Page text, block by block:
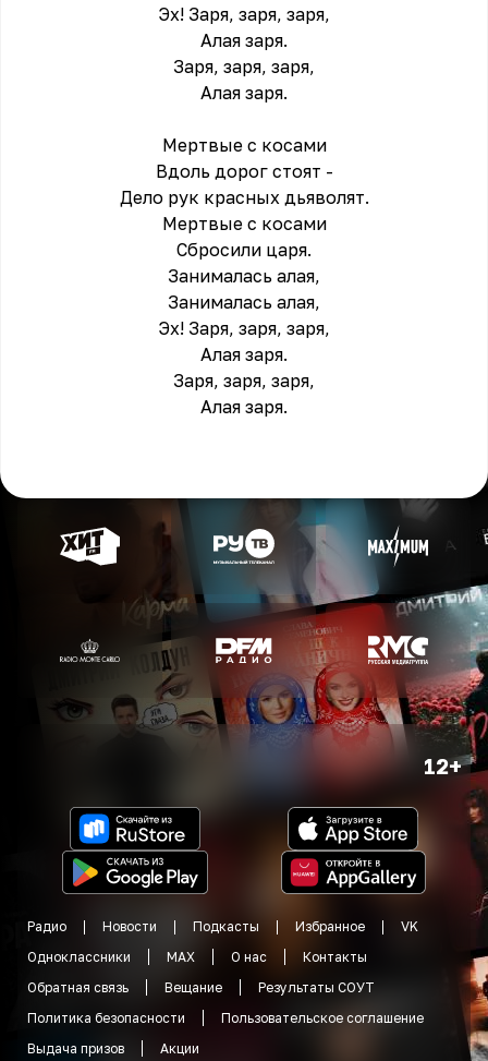
Эх! Заря, заря, заря,
Алая заря.
Заря, заря, заря,
Алая заря.
Мертвые с косами
Вдоль дорог стоят -
Дело рук красных дьяволят.
Мертвые с косами
Сбросили царя.
Занималась алая,
Занималась алая,
Эх! Заря, заря, заря,
Алая заря.
Заря, заря, заря,
Алая заря.
12+
Радио Новости Подкасты Избранное
VK
Одноклассники
MAX О нас
Контакты
Обратная связь
Вещание
Результаты СОУТ
Политика безопасности
Пользовательское соглашение
Выдача призов
Акции